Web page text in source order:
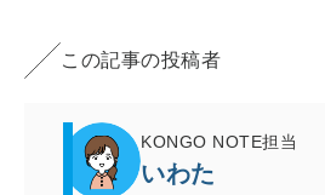
この記事の投稿者
KONGO NOTE担当
いわた